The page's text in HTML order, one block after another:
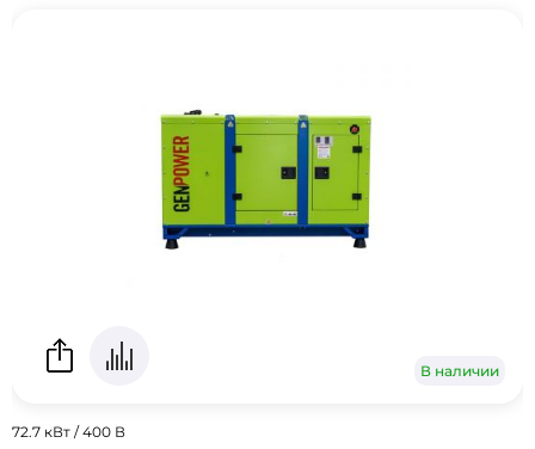
В наличии
72.7 кВт / 400 В